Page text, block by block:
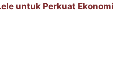
untuk Perkuat Ekonomi